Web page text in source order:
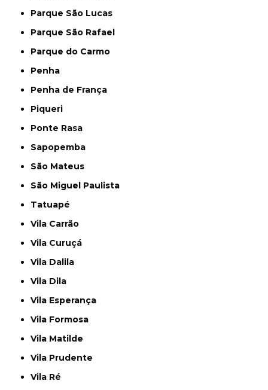
Parque São Lucas
Parque São Rafael
Parque do Carmo
Penha
Penha de França
Piqueri
Ponte Rasa
Sapopemba
São Mateus
São Miguel Paulista
Tatuapé
Vila Carrão
Vila Curuçá
Vila Dalila
Vila Dila
Vila Esperança
Vila Formosa
Vila Matilde
Vila Prudente
Vila Ré